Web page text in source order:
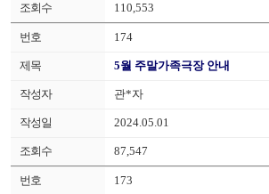
110,553
174
5월 주말가족극장 안내
관*자
2024.05.01
87,547
173